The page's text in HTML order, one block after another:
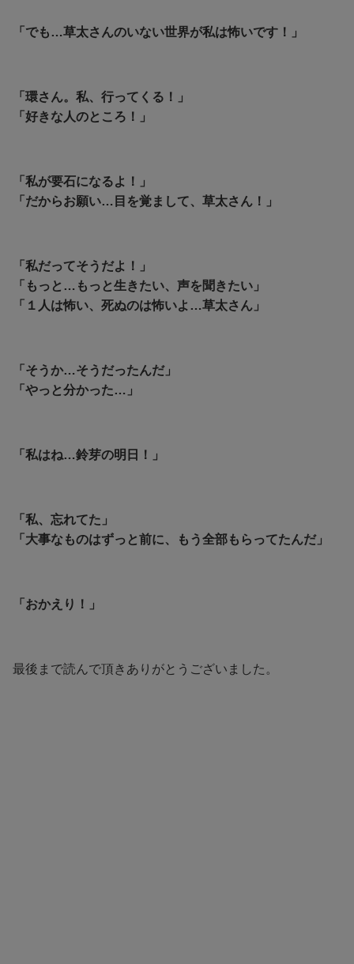
「でも…草太さんのいない世界が私は怖いです！」
「環さん。私、行ってくる！」
「好きな人のところ！」
「私が要石になるよ！」
「だからお願い…目を覚まして、草太さん！」
「私だってそうだよ！」
「もっと…もっと生きたい、声を聞きたい」
「１人は怖い、死ぬのは怖いよ…草太さん」
「そうか…そうだったんだ」
「やっと分かった…」
「私はね…鈴芽の明日！」
「私、忘れてた」
「大事なものはずっと前に、もう全部もらってたんだ」
「おかえり！」
最後まで読んで頂きありがとうございました。